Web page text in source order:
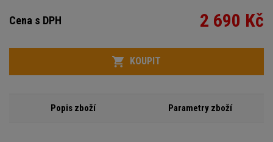
Cena s DPH 2 690 Kč
Počet
Variant
KOUPIT
Popis zboží Parametry zboží